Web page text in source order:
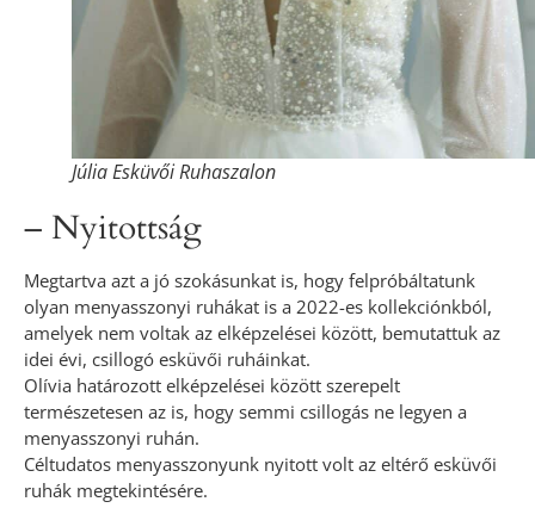
Júlia Esküvői Ruhaszalon
– Nyitottság
Megtartva azt a jó szokásunkat is, hogy felpróbáltatunk
olyan menyasszonyi ruhákat is a 2022-es kollekciónkból,
amelyek nem voltak az elképzelései között, bemutattuk az
idei évi, csillogó esküvői ruháinkat.
Olívia határozott elképzelései között szerepelt
természetesen az is, hogy semmi csillogás ne legyen a
menyasszonyi ruhán.
Céltudatos menyasszonyunk nyitott volt az eltérő esküvői
ruhák megtekintésére.